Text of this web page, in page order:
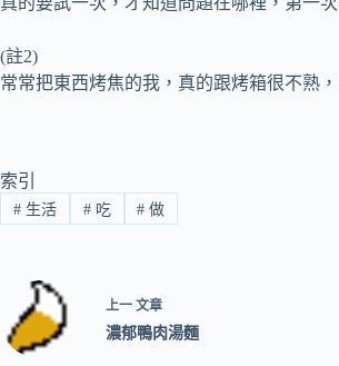
(註2)
常常把東西烤焦的我，真的跟烤箱很不
索引
#生活 #吃 # 做
上一 文章
濃郁鴨肉湯麵